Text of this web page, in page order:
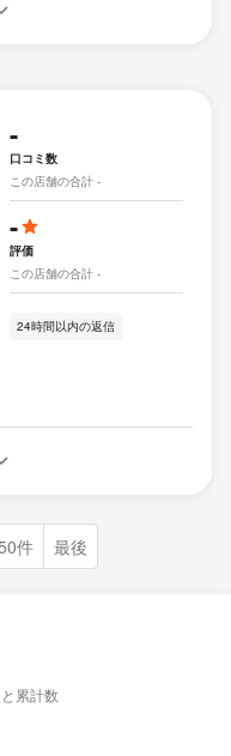
-
口コミ数
この店舗の合計 -
-
評価
この店舗の合計 -
24時間以内の返信
件 最後
累計数